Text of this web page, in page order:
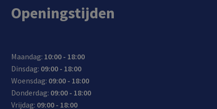
Openingstijden
Maandag: 10:00 - 18:00
Dinsdag: 09:00 - 18:00
Woensdag: 09:00 - 18:00
Donderdag: 09:00 - 18:00
Vrijdag: 09:00 - 18:00